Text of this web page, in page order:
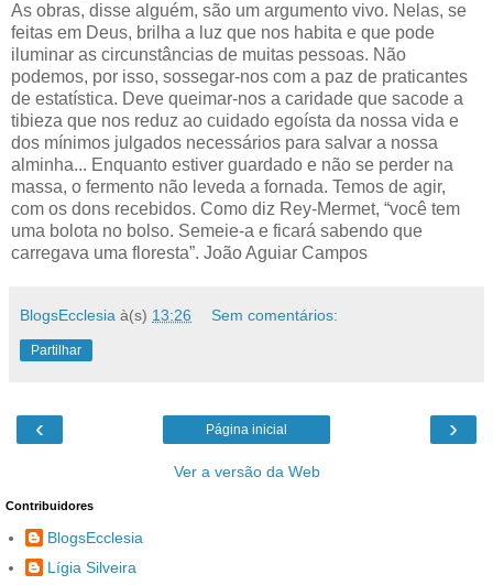
As obras, disse alguém, são um argumento vivo. Nelas, se
feitas em Deus, brilha a luz que nos habita e que pode
iluminar as circunstâncias de muitas pessoas. Não
podemos, por isso, sossegar-nos com a paz de praticantes
de estatística. Deve queimar-nos a caridade que sacode a
tibieza que nos reduz ao cuidado egoísta da nossa vida e
dos mínimos julgados necessários para salvar a nossa
alminha... Enquanto estiver guardado e não se perder na
massa, o fermento não leveda a fornada. Temos de agir,
com os dons recebidos. Como diz Rey-Mermet, “você tem
uma bolota no bolso. Semeie-a e ficará sabendo que
carregava uma floresta”. João Aguiar Campos
BlogsEcclesia à(s) 13:26 Sem comentários:
Partilhar
‹ ›
Página inicial
Ver a versão da Web
Contribuidores
BlogsEcclesia
Lígia Silveira